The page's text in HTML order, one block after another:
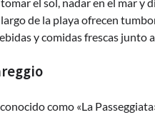
de la playa ofrecen
y comidas frescas junto
como «La